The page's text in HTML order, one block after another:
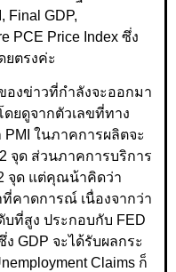
Final GDP,
PCE Price Index ซึ่ง
ยตรงค่ะ
องข่าวที่กำลังจะออกมา
ดยดูจากตัวเลขที่ทาง
ในภาคการผลิตจะ
จุด ส่วนภาคการบริการ
จุด แต่คุณน้าคิดว่า
คาดการณ์ เนื่องจากว่า
บที่สูง ประกอบกับ FED
GDP จะได้รับผลกระ
Claims ก็